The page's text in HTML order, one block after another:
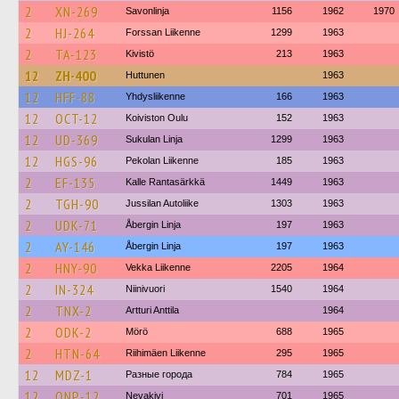
2 XN-269 Savonlinja 1156 1962 1970
2 HJ-264 Forssan Liikenne 1299 1963
2 TA-123 Kivistö 213 1963
12 ZH-400 Huttunen 1963
12 HFF-88 Yhdysliikenne 166 1963
12 OCT-12 Koiviston Oulu 152 1963
12 UD-369 Sukulan Linja 1299 1963
12 HGS-96 Pekolan Liikenne 185 1963
2 EF-135 Kalle Rantasärkkä 1449 1963
2 TGH-90 Jussilan Autoliike 1303 1963
2 UDK-71 Åbergin Linja 197 1963
2 AY-146 Åbergin Linja 197 1963
2 HNY-90 Vekka Liikenne 2205 1964
2 IN-324 Niinivuori 1540 1964
2 TNX-2 Artturi Anttila 1964
2 ODK-2 Mörö 688 1965
2 HTN-64 Riihimäen Liikenne 295 1965
12 MDZ-1 Разные города 784 1965
Nevakivi 701 1965